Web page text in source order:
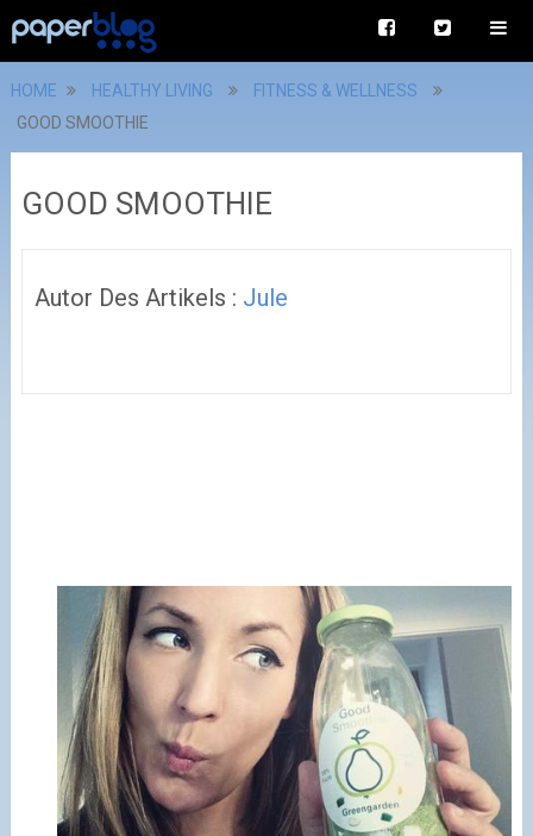
HOME HEALTHY LIVING
FITNESS & WELLNESS
GOOD SMOOTHIE
GOOD SMOOTHIE
Autor Des Artikels : Jule